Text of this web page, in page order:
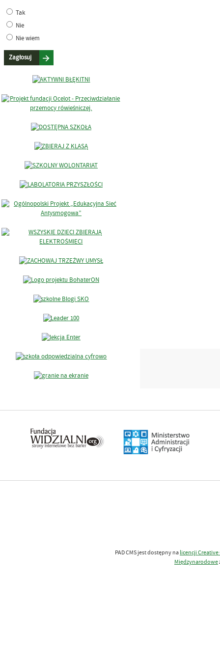
Tak
Nie
Nie wiem
PAD CMS jest dostępny na licencji
Międzynarodowe